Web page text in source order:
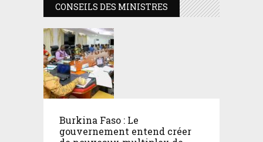
CONSEILS DES MINISTRES
Burkina Faso : Le
gouvernement entend créer